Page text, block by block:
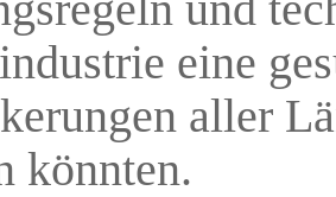
eine
aller
könnten.